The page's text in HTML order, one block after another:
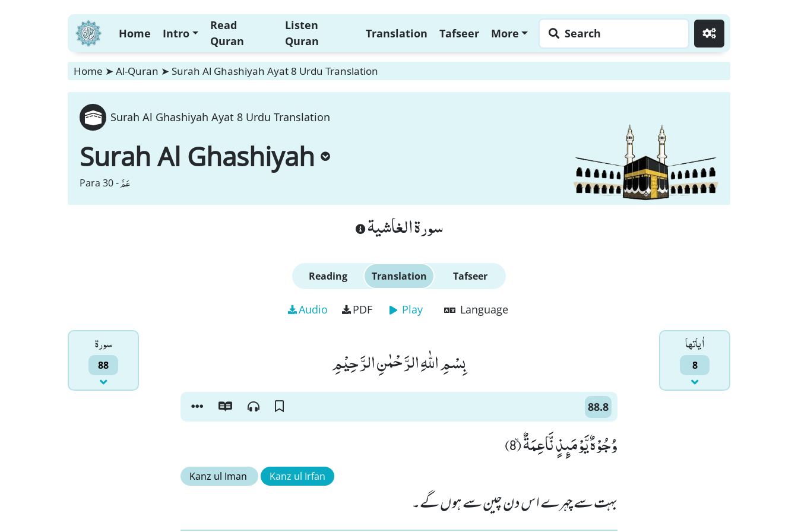
Home Intro
Read
Quran
Listen
Quran
Translation Tafseer More Search
Home ➤ Al-Quran ➤ Surah Al Ghashiyah Ayat 8 Urdu Translation
Surah Al Ghashiyah Ayat 8 Urdu Translation
Surah Al Ghashiyah
Para 30 -عَمَّ
سورة الغاشية
Reading Translation Tafseer
Audio PDF Play Language
سورۃ
88
اٰياتها
8 بِسْمِ اللّٰهِ الرَّحْمٰنِ الرَّحِیْمِ
88.8
وُجُوْهٌ یَّوْمَىٕذٍ نَّاعِمَةٌۙ (8)
Kanz ul Iman Kanz ul Irfan
بہت سے چہرے اس دن چین سے ہوں گے۔